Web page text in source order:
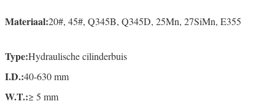
Materiaal:20#, 45#, Q345B, Q345D, 25Mn, 27SiMn, E355
Type:Hydraulische cilinderbuis
I.D.:40-630 mm
W.T.:≥ 5 mm